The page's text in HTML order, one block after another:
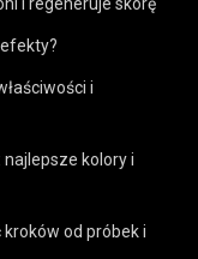
i
kolory i
od próbek i